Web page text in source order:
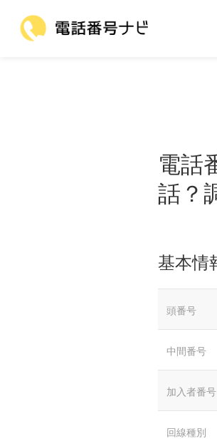
電話
話？
基本情
頭番号
中間番号
加入者番号
回線種別